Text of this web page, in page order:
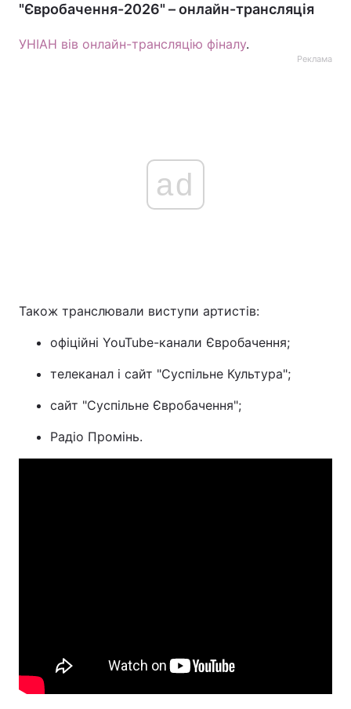
"Євробачення-2026" – онлайн-трансляція
УНІАН вів онлайн-трансляцію фіналу.
Реклама
ad
Також транслювали виступи артистів:
офіційні YouTube-канали Євробачення;
телеканал і сайт "Суспільне Культура";
сайт "Суспільне Євробачення";
Радіо Промінь.